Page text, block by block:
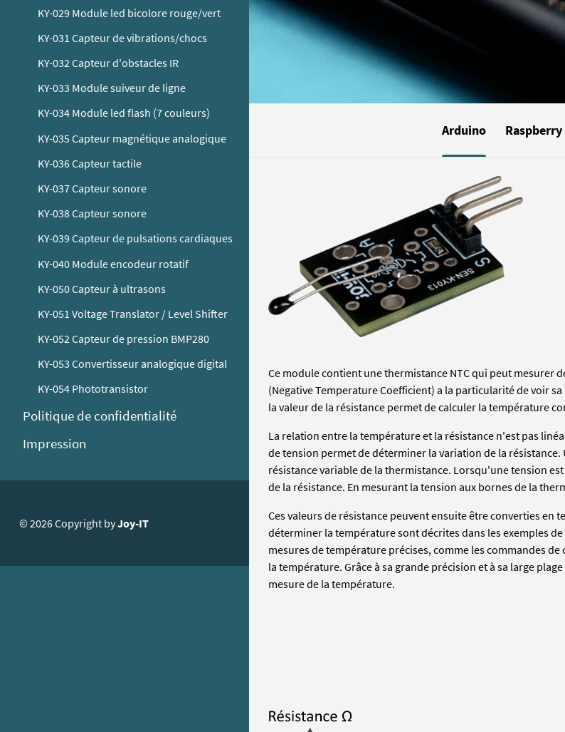
Arduino Raspberry
Ce module contient une thermistance NTC qui peut mesurer
(Negative Temperature Coefficient) a la particularité de voir
la valeur de la résistance permet de calculer la température
La relation entre la température et la résistance n'est pas
de tension permet de déterminer la variation de la
résistance variable de la thermistance. Lorsqu'une tension
de la résistance. En mesurant la tension aux bornes de la
Ces valeurs de résistance peuvent ensuite être converties
déterminer la température sont décrites dans les exemples
mesures de température précises, comme les commandes
la température. Grâce à sa grande précision et à sa large
mesure de la température.
KY-029 Module led bicolore rouge/vert
KY-031 Capteur de vibrations/chocs
KY-032 Capteur d'obstacles IR
KY-033 Module suiveur de ligne
KY-034 Module led flash (7 couleurs)
KY-035 Capteur magnétique analogique
KY-036 Capteur tactile
KY-037 Capteur sonore
KY-038 Capteur sonore
KY-039 Capteur de pulsations cardiaques
KY-040 Module encodeur rotatif
KY-050 Capteur à ultrasons
KY-051 Voltage Translator / Level Shifter
KY-052 Capteur de pression BMP280
KY-053 Convertisseur analogique digital
KY-054 Phototransistor
Politique de confidentialité
Impression
© 2026 Copyright byJoy-IT